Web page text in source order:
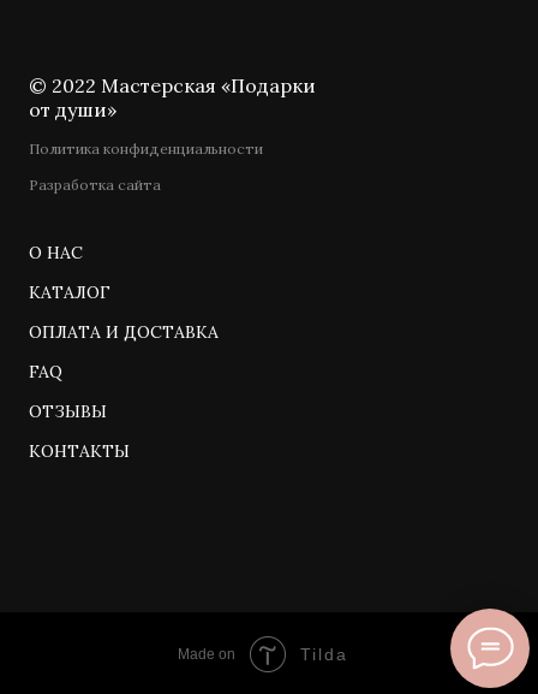
© 2022 Мастерская «Подарки
от души»
Политика конфиденциальности
Разработка сайта
О НАС
КАТАЛОГ
ОПЛАТА И ДОСТАВКА
FAQ
ОТЗЫВЫ
КОНТАКТЫ
Made on Tilda